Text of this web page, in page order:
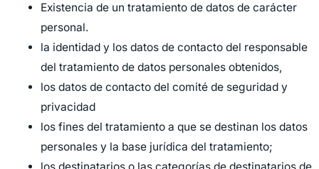
Existencia de un tratamiento de datos de carácter
personal.
la identidad y los datos de contacto del responsable
del tratamiento de datos personales obtenidos,
los datos de contacto del comité de seguridad y
privacidad
los fines del tratamiento a que se destinan los datos
personales y la base jurídica del tratamiento;